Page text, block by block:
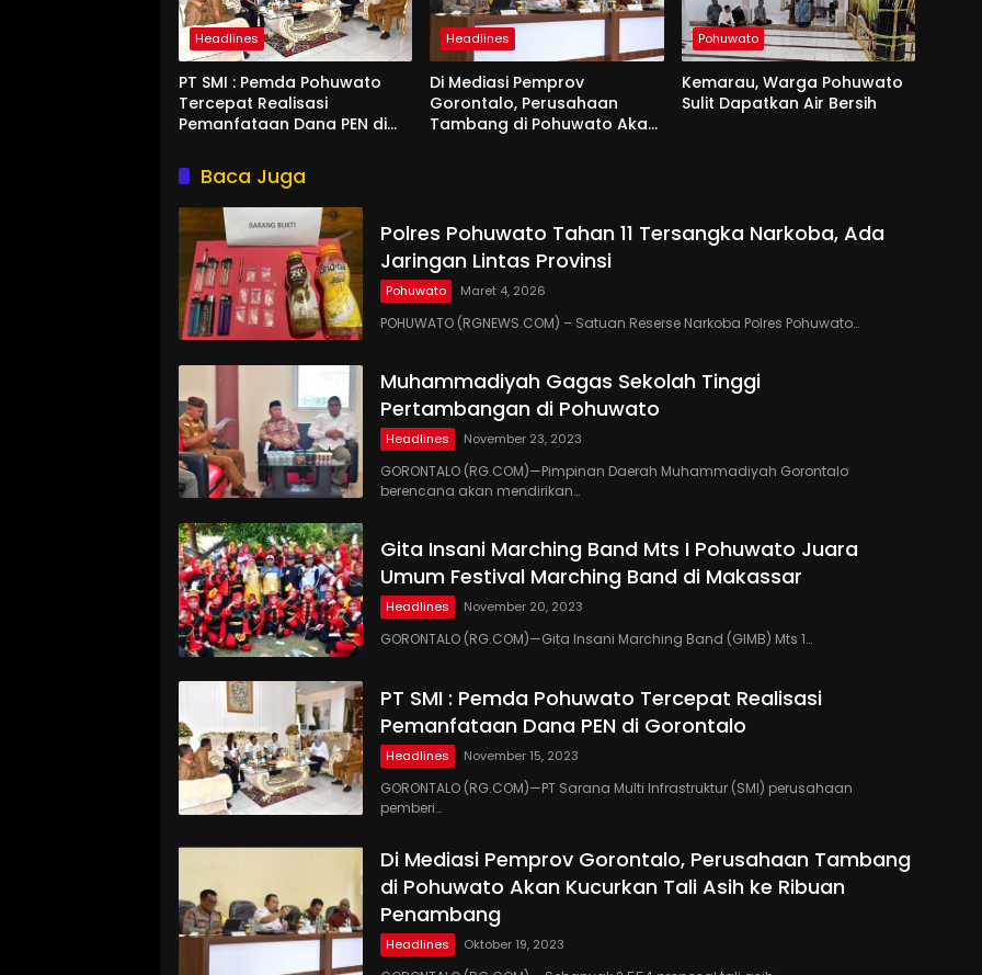
Headlines
PT SMI : Pemda Pohuwato
Tercepat Realisasi
Pemanfataan Dana PEN di
Headlines
Di Mediasi Pemprov
Gorontalo, Perusahaan
Tambang di Pohuwato Akan
Pohuwato
Kemarau, Warga Pohuwato
Sulit Dapatkan Air Bersih
Baca Juga
Polres Pohuwato Tahan 11 Tersangka Narkoba, Ada
Jaringan Lintas Provinsi
Pohuwato Maret 4, 2026
POHUWATO (RGNEWS.COM) – Satuan Reserse Narkoba Polres Pohuwato…
Muhammadiyah Gagas Sekolah Tinggi
Pertambangan di Pohuwato
Headlines November 23, 2023
GORONTALO (RG.COM)—Pimpinan Daerah Muhammadiyah Gorontalo
berencana akan mendirikan…
Gita Insani Marching Band Mts I Pohuwato Juara
Umum Festival Marching Band di Makassar
Headlines November 20, 2023
GORONTALO (RG.COM)—Gita Insani Marching Band (GIMB) Mts 1…
PT SMI : Pemda Pohuwato Tercepat Realisasi
Pemanfataan Dana PEN di Gorontalo
Headlines November 15, 2023
GORONTALO (RG.COM)—PT Sarana Multi Infrastruktur (SMI) perusahaan
pemberi…
Di Mediasi Pemprov Gorontalo, Perusahaan Tambang
di Pohuwato Akan Kucurkan Tali Asih ke Ribuan
Penambang
Headlines Oktober 19, 2023